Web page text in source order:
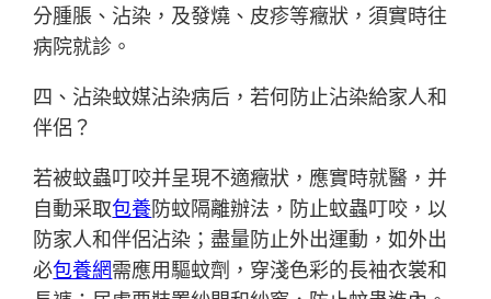
分腫脹、沾染，及發燒、皮疹等癥狀，須實時往
病院就診。
四、沾染蚊媒沾染病后，若何防止沾染給家人和
伴侶？
若被蚊蟲叮咬并呈現不適癥狀，應實時就醫，并
自動采取包養防蚊隔離辦法，防止蚊蟲叮咬，以
防家人和伴侶沾染；盡量防止外出運動，如外出
必包養網需應用驅蚊劑，穿淺色彩的長袖衣裳和